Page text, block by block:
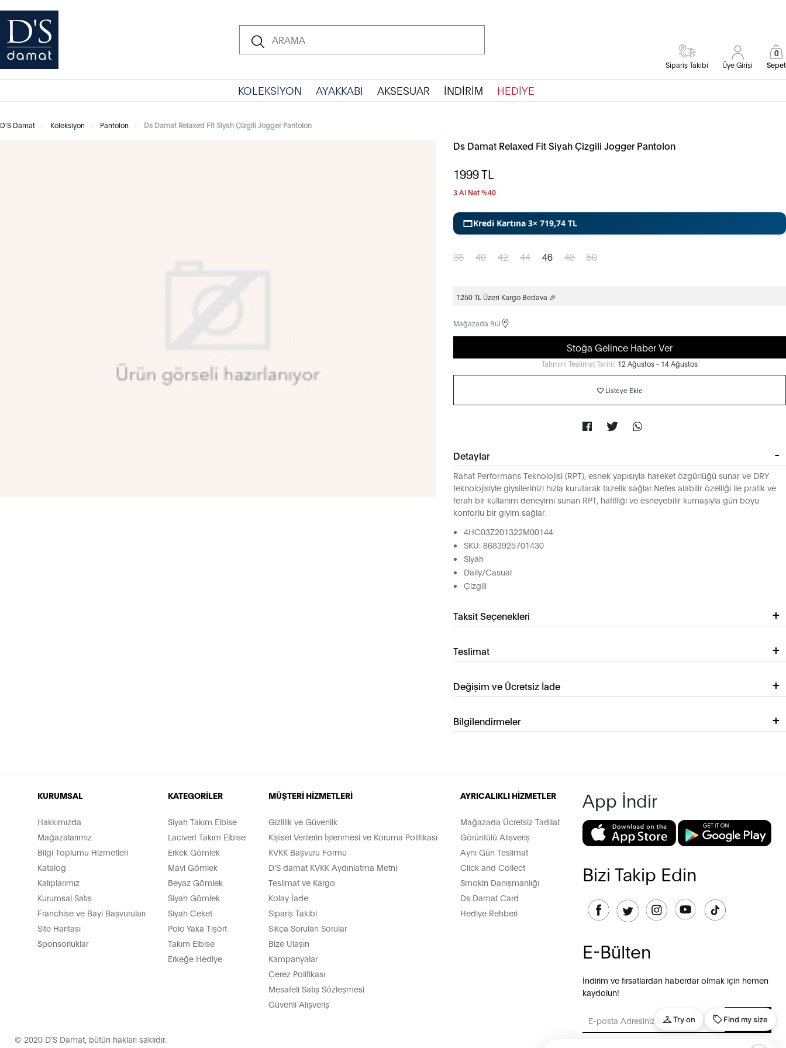
Sipariş Takibi Üye Girişi Sepet
0
KOLEKSİYON AYAKKABI AKSESUAR İNDİRİM HEDİYE
D'S Damat Koleksiyon Pantolon Ds Damat Relaxed Fit Siyah Çizgili Jogger Pantolon
Ds Damat Relaxed Fit Siyah Çizgili Jogger Pantolon
1999TL
3 Al Net %40
Kredi Kartına 3× 719,74 TL
38 40 42 44 46 48 50
1250 TL Üzeri Kargo Bedava 🎉
Mağazada Bul
Stoğa Gelince Haber Ver
Tahmini Teslimat Tarihi: 12 Ağustos - 14 Ağustos
Listeye Ekle
Detaylar
Rahat Performans Teknolojisi (RPT), esnek yapısıyla hareket özgürlüğü sunar ve DRY
teknolojisiyle giysilerinizi hızla kurutarak tazelik sağlar.Nefes alabilir özelliği ile pratik ve
ferah bir kullanım deneyimi sunan RPT, hafifliği ve esneyebilir kumaşıyla gün boyu
konforlu bir giyim sağlar.
4HC03Z201322M00144
SKU: 8683925701430
Siyah
Daily/Casual
Çizgili
Taksit Seçenekleri
Teslimat
Değişim ve Ücretsiz İade
Bilgilendirmeler
KURUMSAL
Hakkımızda
Mağazalarımız
Bilgi Toplumu Hizmetleri
Katalog
Kalıplarımız
Kurumsal Satış
Franchise ve Bayi Başvuruları
Site Haritası
Sponsorluklar
KATEGORİLER
Siyah Takım Elbise
Lacivert Takım Elbise
Erkek Gömlek
Mavi Gömlek
Beyaz Gömlek
Siyah Gömlek
Siyah Ceket
Polo Yaka Tişört
Takım Elbise
Erkeğe Hediye
MÜŞTERİ HİZMETLERİ
Gizlilik ve Güvenlik
Kişisel Verilerin İşlenmesi ve Koruma Politikası
KVKK Başvuru Formu
D’S damat KVKK Aydınlatma Metni
Teslimat ve Kargo
Kolay İade
Sipariş Takibi
Sıkça Sorulan Sorular
Bize Ulaşın
Kampanyalar
Çerez Politikası
Mesafeli Satış Sözleşmesi
Güvenli Alışveriş
AYRICALIKLI HİZMETLER
Mağazada Ücretsiz Tadilat
Görüntülü Alışveriş
Aynı Gün Teslimat
Click and Collect
Smokin Danışmanlığı
Ds Damat Card
Hediye Rehberi
App İndir
Bizi Takip Edin
E-Bülten
İndirim ve fırsatlardan haberdar olmak için hemen
kaydolun!
GÖNDER
© 2020 D’S Damat, bütün hakları saklıdır.